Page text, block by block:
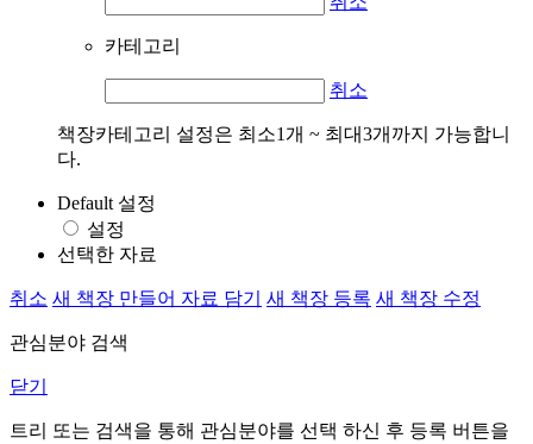
카테고리
취소
책장카테고리 설정은 최소1개 ~ 최대3개까지 가능합니
다.
Default 설정
설정
선택한 자료
취소 새 책장 만들어 자료 담기 새 책장 등록 새 책장 수정
관심분야 검색
닫기
트리 또는 검색을 통해 관심분야를 선택 하신 후 등록 버튼을